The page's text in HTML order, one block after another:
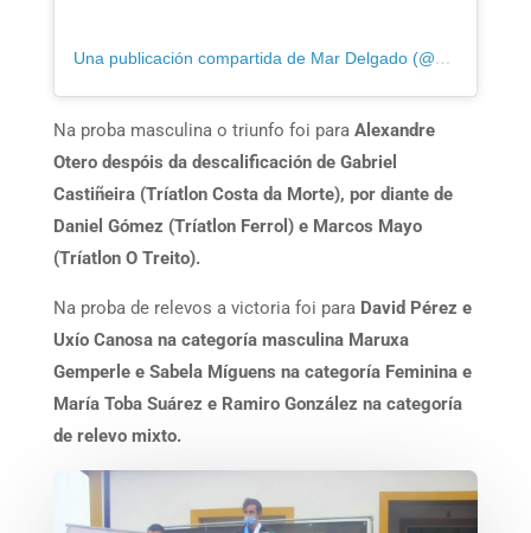
Una publicación compartida de Mar Delgado (@m_mardelgado)
Na proba masculina o triunfo foi para Alexandre
Otero despóis da descalificación de Gabriel
Castiñeira (Tríatlon Costa da Morte), por diante de
Daniel Gómez (Tríatlon Ferrol) e Marcos Mayo
(Tríatlon O Treito).
Na proba de relevos a victoria foi para David Pérez e
Uxío Canosa na categoría masculina Maruxa
Gemperle e Sabela Míguens na categoría Feminina e
María Toba Suárez e Ramiro González na categoría
de relevo mixto.